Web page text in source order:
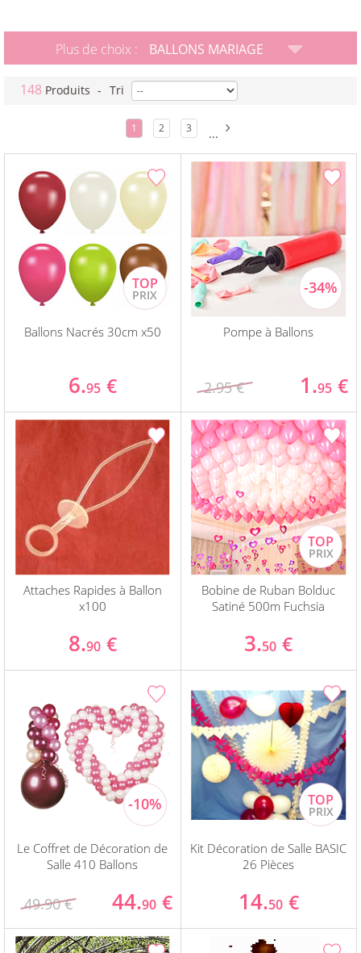
Plus de choix : BALLONS MARIAGE
148 Produits - Tri
1 2 3 ...
Ballons Nacrés 30cm x50
6.95 €
Pompe à Ballons
2.95 € 1.95 €
Attaches Rapides à Ballon
x100
8.90 €
Bobine de Ruban Bolduc
Satiné 500m Fuchsia
3.50 €
Le Coffret de Décoration de
Salle 410 Ballons
49.90 € 44.90 €
Kit Décoration de Salle BASIC
26 Pièces
14.50 €